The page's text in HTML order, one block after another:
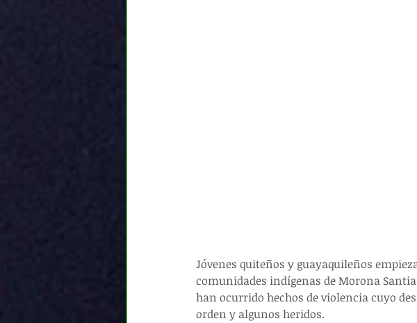
Jóvenes quiteños y guayaquileños
comunidades indígenas de Morona
han ocurrido hechos de violencia cuyo
orden y algunos heridos.